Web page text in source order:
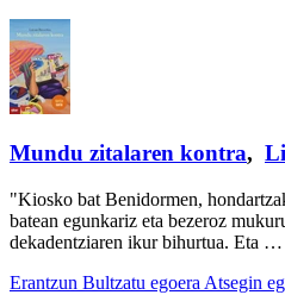
Mundu zitalaren kontra,
"Kiosko bat Benidormen,
batean egunkariz eta bezeroz
dekadentziaren ikur bihurtua. Eta …
Erantzun Bultzatu egoera Atsegin